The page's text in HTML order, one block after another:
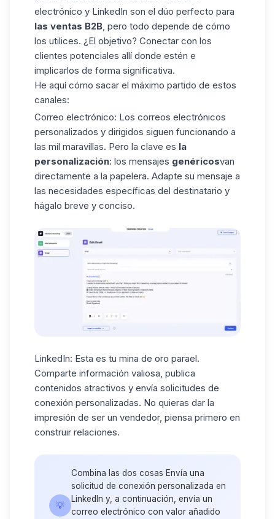
electrónico y LinkedIn son el dúo perfecto para
las ventas B2B, pero todo depende de cómo
los utilices. ¿El objetivo? Conectar con los
clientes potenciales allí donde estén e
implicarlos de forma significativa.
He aquí cómo sacar el máximo partido de estos
canales:
Correo electrónico: Los correos electrónicos
personalizados y dirigidos siguen funcionando a
las mil maravillas. Pero la clave es la
personalización: los mensajes genéricosvan
directamente a la papelera. Adapte su mensaje a
las necesidades específicas del destinatario y
hágalo breve y conciso.
LinkedIn: Esta es tu mina de oro parael.
Comparte información valiosa, publica
contenidos atractivos y envía solicitudes de
conexión personalizadas. No quieras dar la
impresión de ser un vendedor, piensa primero en
construir relaciones.
💡
Combina las dos cosas Envía una
solicitud de conexión personalizada en
LinkedIn y, a continuación, envía un
correo electrónico con valor añadido